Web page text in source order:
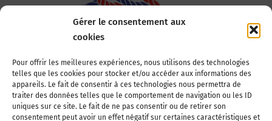
Gérer le consentement aux
cookies
Pour offrir les meilleures expériences, nous utilisons des technologies
telles que les cookies pour stocker et/ou accéder aux informations des
appareils. Le fait de consentir à ces technologies nous permettra de
traiter des données telles que le comportement de navigation ou les ID
uniques sur ce site. Le fait de ne pas consentir ou de retirer son
consentement peut avoir un effet négatif sur certaines caractéristiques et
Association Nationale des Elus des Littoraux
22, boulevard de la Tour-Maubourg
75007 Paris
Tél : 01 44 11 11 70